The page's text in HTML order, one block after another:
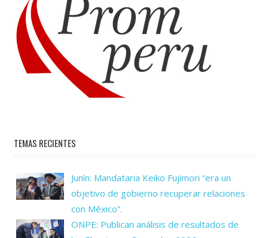
TEMAS RECIENTES
Junín: Mandataria Keiko Fujimori “era un
objetivo de gobierno recuperar relaciones
con México”.
ONPE: Publican análisis de resultados de